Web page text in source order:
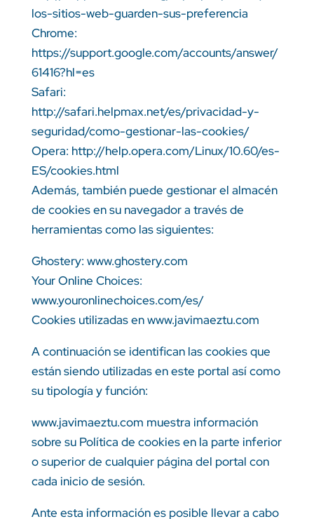
los-sitios-web-guarden-sus-preferencia
Chrome:
https://support.google.com/accounts/answer/
61416?hl=es
Safari:
http://safari.helpmax.net/es/privacidad-y-
seguridad/como-gestionar-las-cookies/
Opera: http://help.opera.com/Linux/10.60/es-
ES/cookies.html
Además, también puede gestionar el almacén
de cookies en su navegador a través de
herramientas como las siguientes:
Ghostery: www.ghostery.com
Your Online Choices:
www.youronlinechoices.com/es/
Cookies utilizadas en www.javimaeztu.com
A continuación se identifican las cookies que
están siendo utilizadas en este portal así como
su tipología y función:
www.javimaeztu.com muestra información
sobre su Política de cookies en la parte inferior
o superior de cualquier página del portal con
cada inicio de sesión.
Ante esta información es posible llevar a cabo